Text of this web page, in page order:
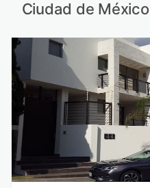
Ciudad de México